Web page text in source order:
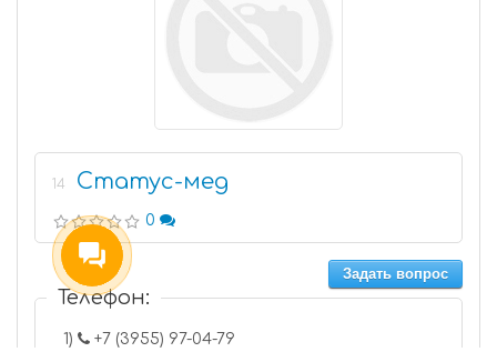
14 Статус-мед
0
Задать вопрос
Телефон:
1)
+7 (3955) 97-04-79